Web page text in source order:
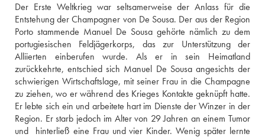
Der Erste Weltkrieg war seltsamerweise der Anlass für die
Entstehung der Champagner von De Sousa. Der aus der Region
Porto stammende Manuel De Sousa gehörte nämlich zu dem
portugiesischen Feldjägerkorps, das zur Unterstützung der
Alliierten einberufen wurde. Als er in sein Heimatland
zurückkehrte, entschied sich Manuel De Sousa angesichts der
schwierigen Wirtschaftslage, mit seiner Frau in die Champagne
zu ziehen, wo er während des Krieges Kontakte geknüpft hatte.
Er lebte sich ein und arbeitete hart im Dienste der Winzer in der
Region. Er starb jedoch im Alter von 29 Jahren an einem Tumor
und  hinterließ eine Frau und vier Kinder. Wenig später lernte